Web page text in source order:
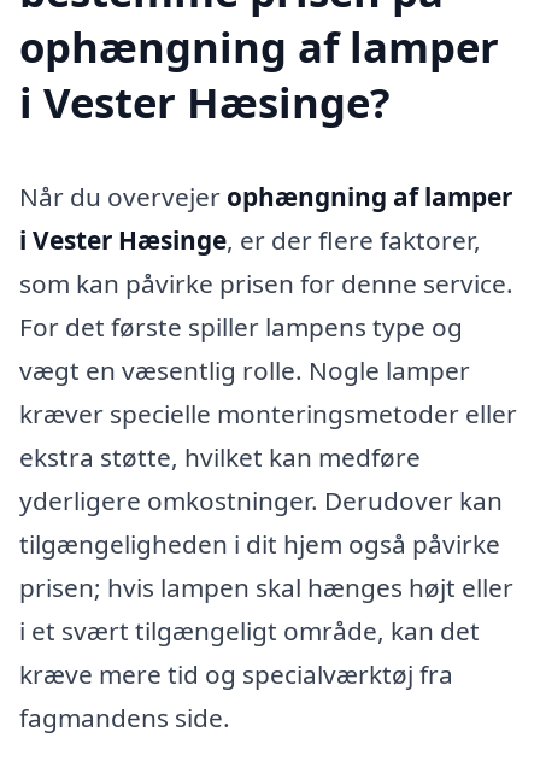
ophængning af lamper
i Vester Hæsinge?
Når du overvejer ophængning af lamper
i Vester Hæsinge, er der flere faktorer,
som kan påvirke prisen for denne service.
For det første spiller lampens type og
vægt en væsentlig rolle. Nogle lamper
kræver specielle monteringsmetoder eller
ekstra støtte, hvilket kan medføre
yderligere omkostninger. Derudover kan
tilgængeligheden i dit hjem også påvirke
prisen; hvis lampen skal hænges højt eller
i et svært tilgængeligt område, kan det
kræve mere tid og specialværktøj fra
fagmandens side.